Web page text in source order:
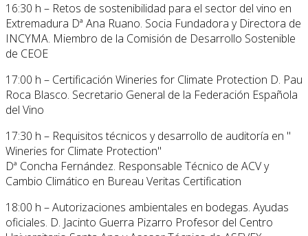
16:30 h – Retos de sostenibilidad para el sector del vino en
Extremadura Dª Ana Ruano. Socia Fundadora y Directora de
INCYMA. Miembro de la Comisión de Desarrollo Sostenible
de CEOE
17:00 h – Certificación Wineries for Climate Protection D. Pau
Roca Blasco. Secretario General de la Federación Española
del Vino
17:30 h – Requisitos técnicos y desarrollo de auditoría en "
Wineries for Climate Protection"
Dª Concha Fernández. Responsable Técnico de ACV y
Cambio Climático en Bureau Veritas Certification
18:00 h – Autorizaciones ambientales en bodegas. Ayudas
oficiales. D. Jacinto Guerra Pizarro Profesor del Centro